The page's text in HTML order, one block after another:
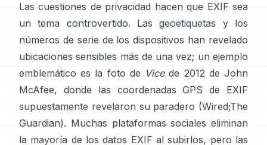
Las cuestiones de privacidad hacen que EXIF sea
un tema controvertido. Las geoetiquetas y los
números de serie de los dispositivos han revelado
ubicaciones sensibles más de una vez; un ejemplo
emblemático es la foto de Vicede 2012 de John
McAfee, donde las coordenadas GPS de EXIF
supuestamente revelaron su paradero (Wired;The
Guardian). Muchas plataformas sociales eliminan
la mayoría de los datos EXIF al subirlos, pero las